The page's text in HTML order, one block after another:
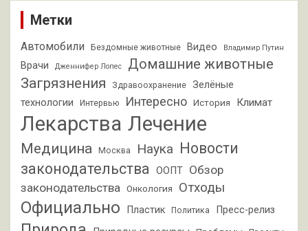
Метки
Автомобили Бездомные животные Видео Владимир Путин
Врачи Дженнифер Лопес
Домашние животные
Загрязнения
Здравоохранение
Зелёные
технологии
Интервью Интересно История Климат
Лекарства Лечение
Медицина Москва Наука Новости
законодательства
ООПТ Обзор
законодательства
Онкология Отходы
Официально Пластик Политика Пресс-релиз